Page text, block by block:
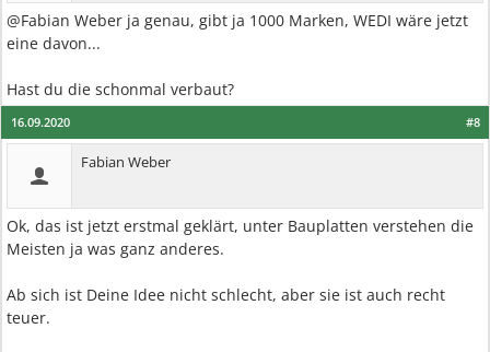
@Fabian Weber ja genau, gibt ja 1000 Marken, WEDI wäre jetzt
eine davon...
Hast du die schonmal verbaut?
#8
16.09.2020
Fabian Weber
Ok, das ist jetzt erstmal geklärt, unter Bauplatten verstehen die
Meisten ja was ganz anderes.
Ab sich ist Deine Idee nicht schlecht, aber sie ist auch recht
teuer.